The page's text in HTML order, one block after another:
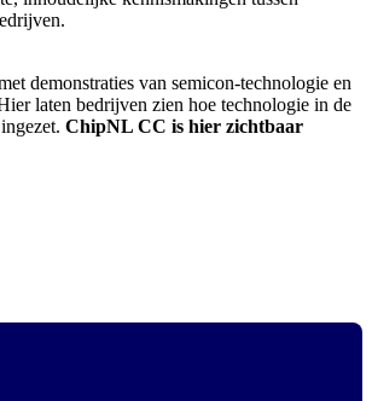
demonstraties van semicon-technologie en
laten bedrijven zien hoe technologie in de
ChipNL CC is hier zichtbaar